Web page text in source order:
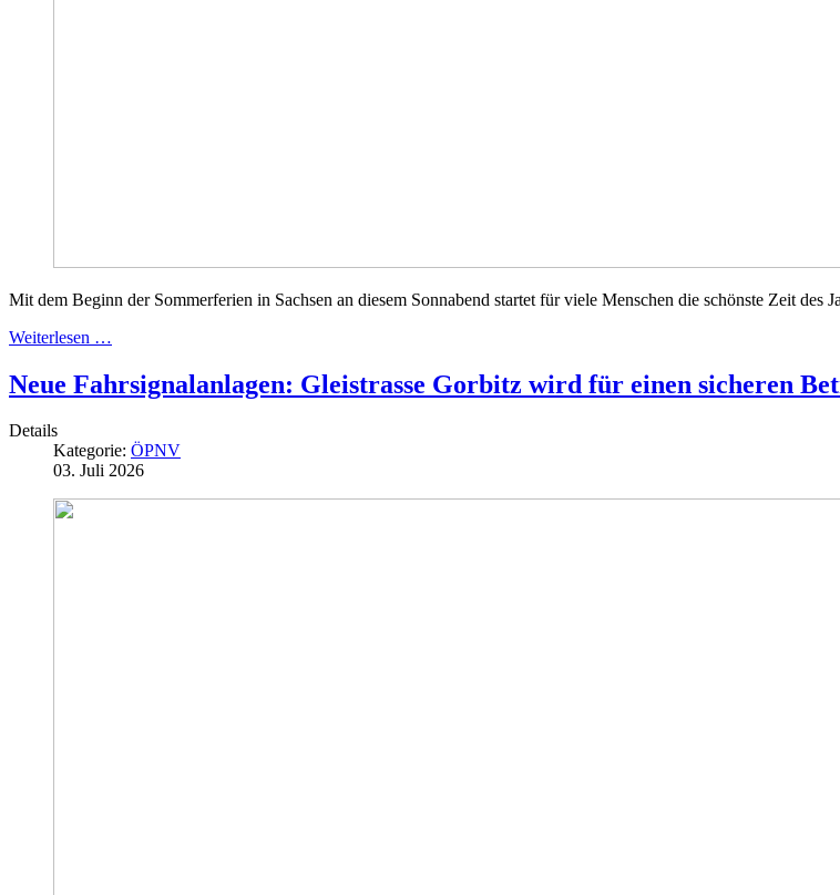
Mit dem Beginn der Sommerferien in Sachsen an diesem Sonnabend startet für viele Menschen die schönste Zeit des
Weiterlesen …
Neue Fahrsignalanlagen: Gleistrasse Gorbitz wird für einen sicheren
Details
Kategorie: ÖPNV
03. Juli 2026